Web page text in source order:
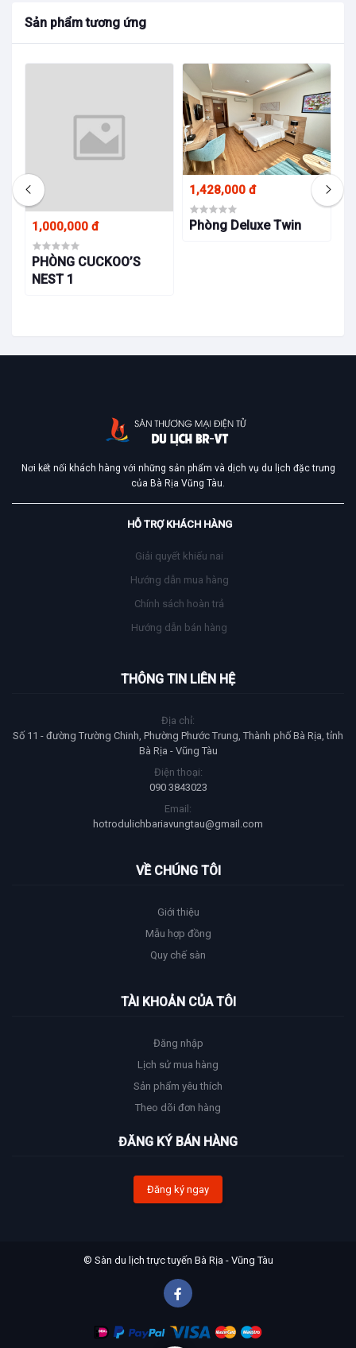
Sản phẩm tương ứng
1,000,000 đ
PHÒNG CUCKOO’S
NEST 1
1,428,000 đ
Phòng Deluxe Twin
Nơi kết nối khách hàng với những sản phẩm và dịch vụ du lịch đặc trưng
của Bà Rịa Vũng Tàu.
HỖ TRỢ KHÁCH HÀNG
Giải quyết khiếu nai
Hướng dẫn mua hàng
Chính sách hoàn trả
Hướng dẫn bán hàng
THÔNG TIN LIÊN HỆ
Địa chỉ:
Số 11 - đường Trường Chinh, Phường Phước Trung, Thành phố Bà Rịa, tỉnh
Bà Rịa - Vũng Tàu
Điện thoại:
090 3843023
Email:
hotrodulichbariavungtau@gmail.com
VỀ CHÚNG TÔI
Giới thiệu
Mẫu hợp đồng
Quy chế sàn
TÀI KHOẢN CỦA TÔI
Đăng nhập
Lịch sử mua hàng
Sản phẩm yêu thích
Theo dõi đơn hàng
ĐĂNG KÝ BÁN HÀNG
Đăng ký ngay
© Sàn du lịch trực tuyến Bà Rịa - Vũng Tàu